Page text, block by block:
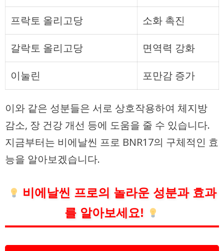
프락토 올리고당 소화 촉진
갈락토 올리고당 면역력 강화
이눌린 포만감 증가
이와 같은 성분들은 서로 상호작용하여 체지방
감소, 장 건강 개선 등에 도움을 줄 수 있습니다.
지금부터는 비에날씬 프로 BNR17의 구체적인 효
능을 알아보겠습니다.
비에날씬 프로의 놀라운 성분과 효과
를 알아보세요!